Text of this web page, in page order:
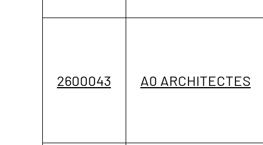
2600043 A0 ARCHITECTES